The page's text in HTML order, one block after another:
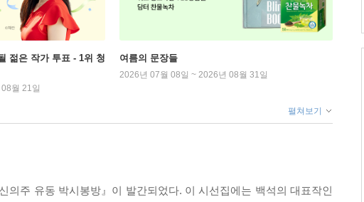
젊은 작가 투표 - 1위 청
월 21일
여름의 문장들
2026년 07월 08일 ~ 2026년 08월 31일
펼쳐보기
주 유동 박시봉방』이 발간되었다. 이 시선집에는 백석의 대표작인